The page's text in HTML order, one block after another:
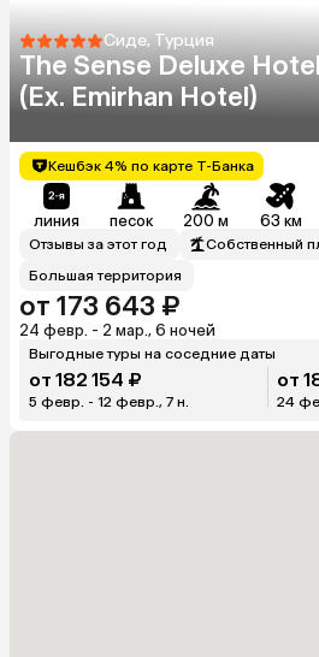
Сиде, Турция
The Sense Deluxe
(Ex. Emirhan Hotel)
Кешбэк 4% по карте Т-Банка
линия песок 200 м 63 км
Отзывы за этот год
Собственный
Большая территория
от 173 643 ₽
24 февр. - 2 мар., 6 ночей
Выгодные туры на соседние даты
от 182 154 ₽
5 февр. - 12 февр., 7 н.
от
24